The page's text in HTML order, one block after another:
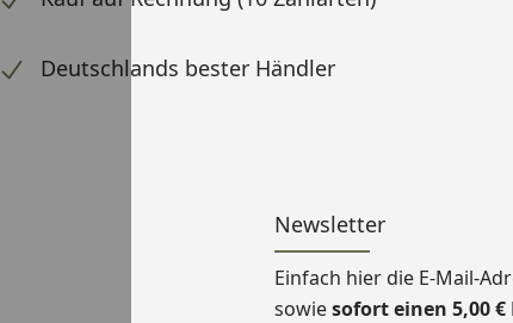
Deutschlands bester Händler
Newsletter
Einfach hier die E-Mail-
sowiesofort einen 5,00